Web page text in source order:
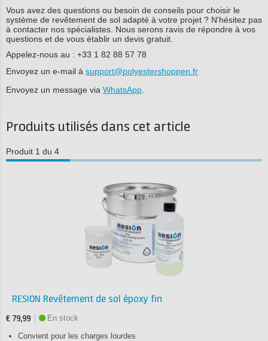
Vous avez des questions ou besoin de conseils pour choisir le
système de revêtement de sol adapté à votre projet ? N'hésitez pas
à contacter nos spécialistes. Nous serons ravis de répondre à vos
questions et de vous établir un devis gratuit.
Appelez-nous au : +33 1 82 88 57 78
Envoyez un e-mail à support@polyestershoppen.fr
Envoyez un message via WhatsApp
Produits utilisés dans cet article
Produit 1 du 4
RESION Revêtement de sol époxy fin
€ 79,99
En stock
Convient pour les charges lourdes